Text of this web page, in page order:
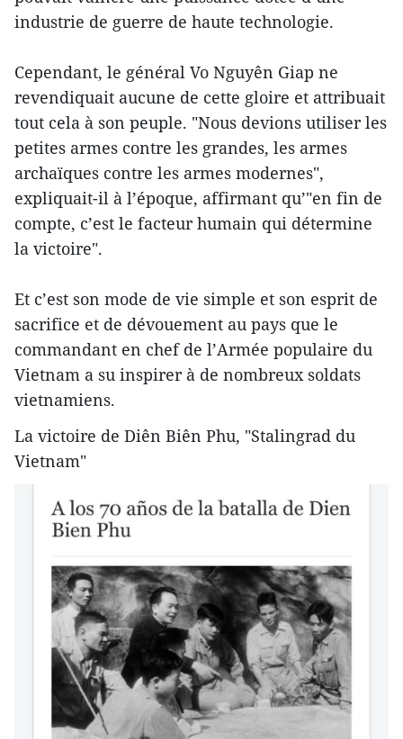
industrie de guerre de haute technologie.
Cependant, le général Vo Nguyên Giap ne
revendiquait aucune de cette gloire et attribuait
tout cela à son peuple. "Nous devions utiliser les
petites armes contre les grandes, les armes
archaïques contre les armes modernes",
expliquait-il à l’époque, affirmant qu’"en fin de
compte, c’est le facteur humain qui détermine
la victoire".
Et c’est son mode de vie simple et son esprit de
sacrifice et de dévouement au pays que le
commandant en chef de l’Armée populaire du
Vietnam a su inspirer à de nombreux soldats
vietnamiens.
La victoire de Diên Biên Phu, "Stalingrad du
Vietnam"